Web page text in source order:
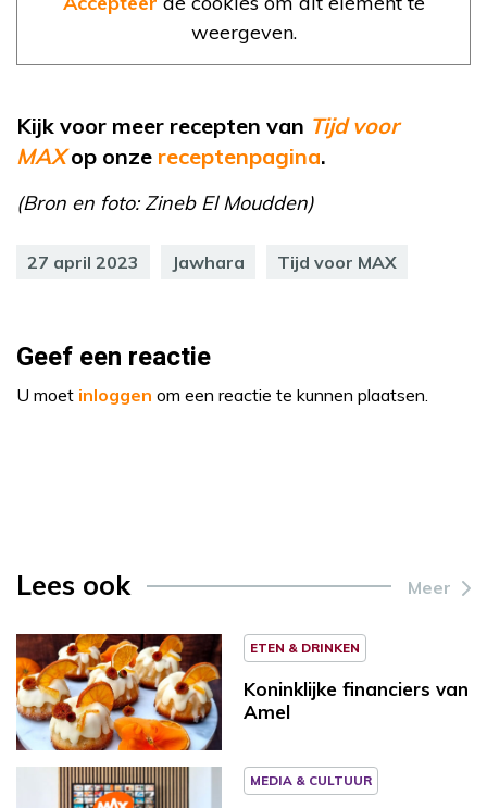
weergeven.
Kijk voor meer recepten van Tijd voor
MAXop onze receptenpagina.
(Bron en foto: Zineb El Moudden)
27 april 2023 Jawhara Tijd voor MAX
Geef een reactie
U moet inloggen om een reactie te kunnen plaatsen.
Lees ook Meer
ETEN & DRINKEN
Koninklijke financiers van
Amel
MEDIA & CULTUUR